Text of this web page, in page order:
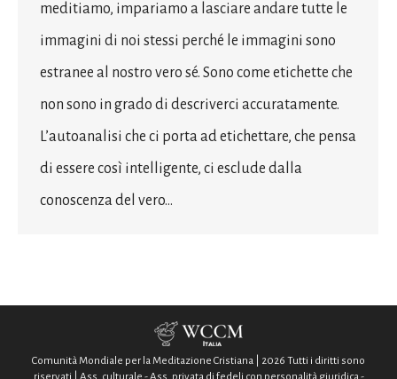
meditiamo, impariamo a lasciare andare tutte le
immagini di noi stessi perché le immagini sono
estranee al nostro vero sé. Sono come etichette che
non sono in grado di descriverci accuratamente.
L’autoanalisi che ci porta ad etichettare, che pensa
di essere così intelligente, ci esclude dalla
conoscenza del vero…
Comunità Mondiale per la Meditazione Cristiana | 2026 Tutti i diritti sono